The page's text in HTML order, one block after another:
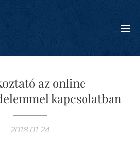
az online
kapcsolatban
2018.01.24